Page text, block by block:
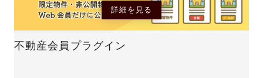
詳細を見る
不動産会員プラグイン